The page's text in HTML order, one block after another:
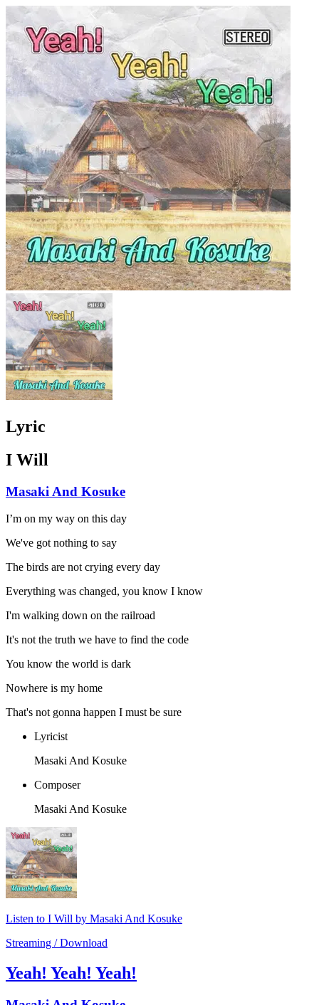
Lyric
I Will
Masaki And Kosuke
I’m on my way on this day
We've got nothing to say
The birds are not crying every day
Everything was changed, you know I know
I'm walking down on the railroad
It's not the truth we have to find the code
You know the world is dark
Nowhere is my home
That's not gonna happen I must be sure
Lyricist
Masaki And Kosuke
Composer
Masaki And Kosuke
Listen to I Will by Masaki And Kosuke
Streaming / Download
Yeah! Yeah! Yeah!